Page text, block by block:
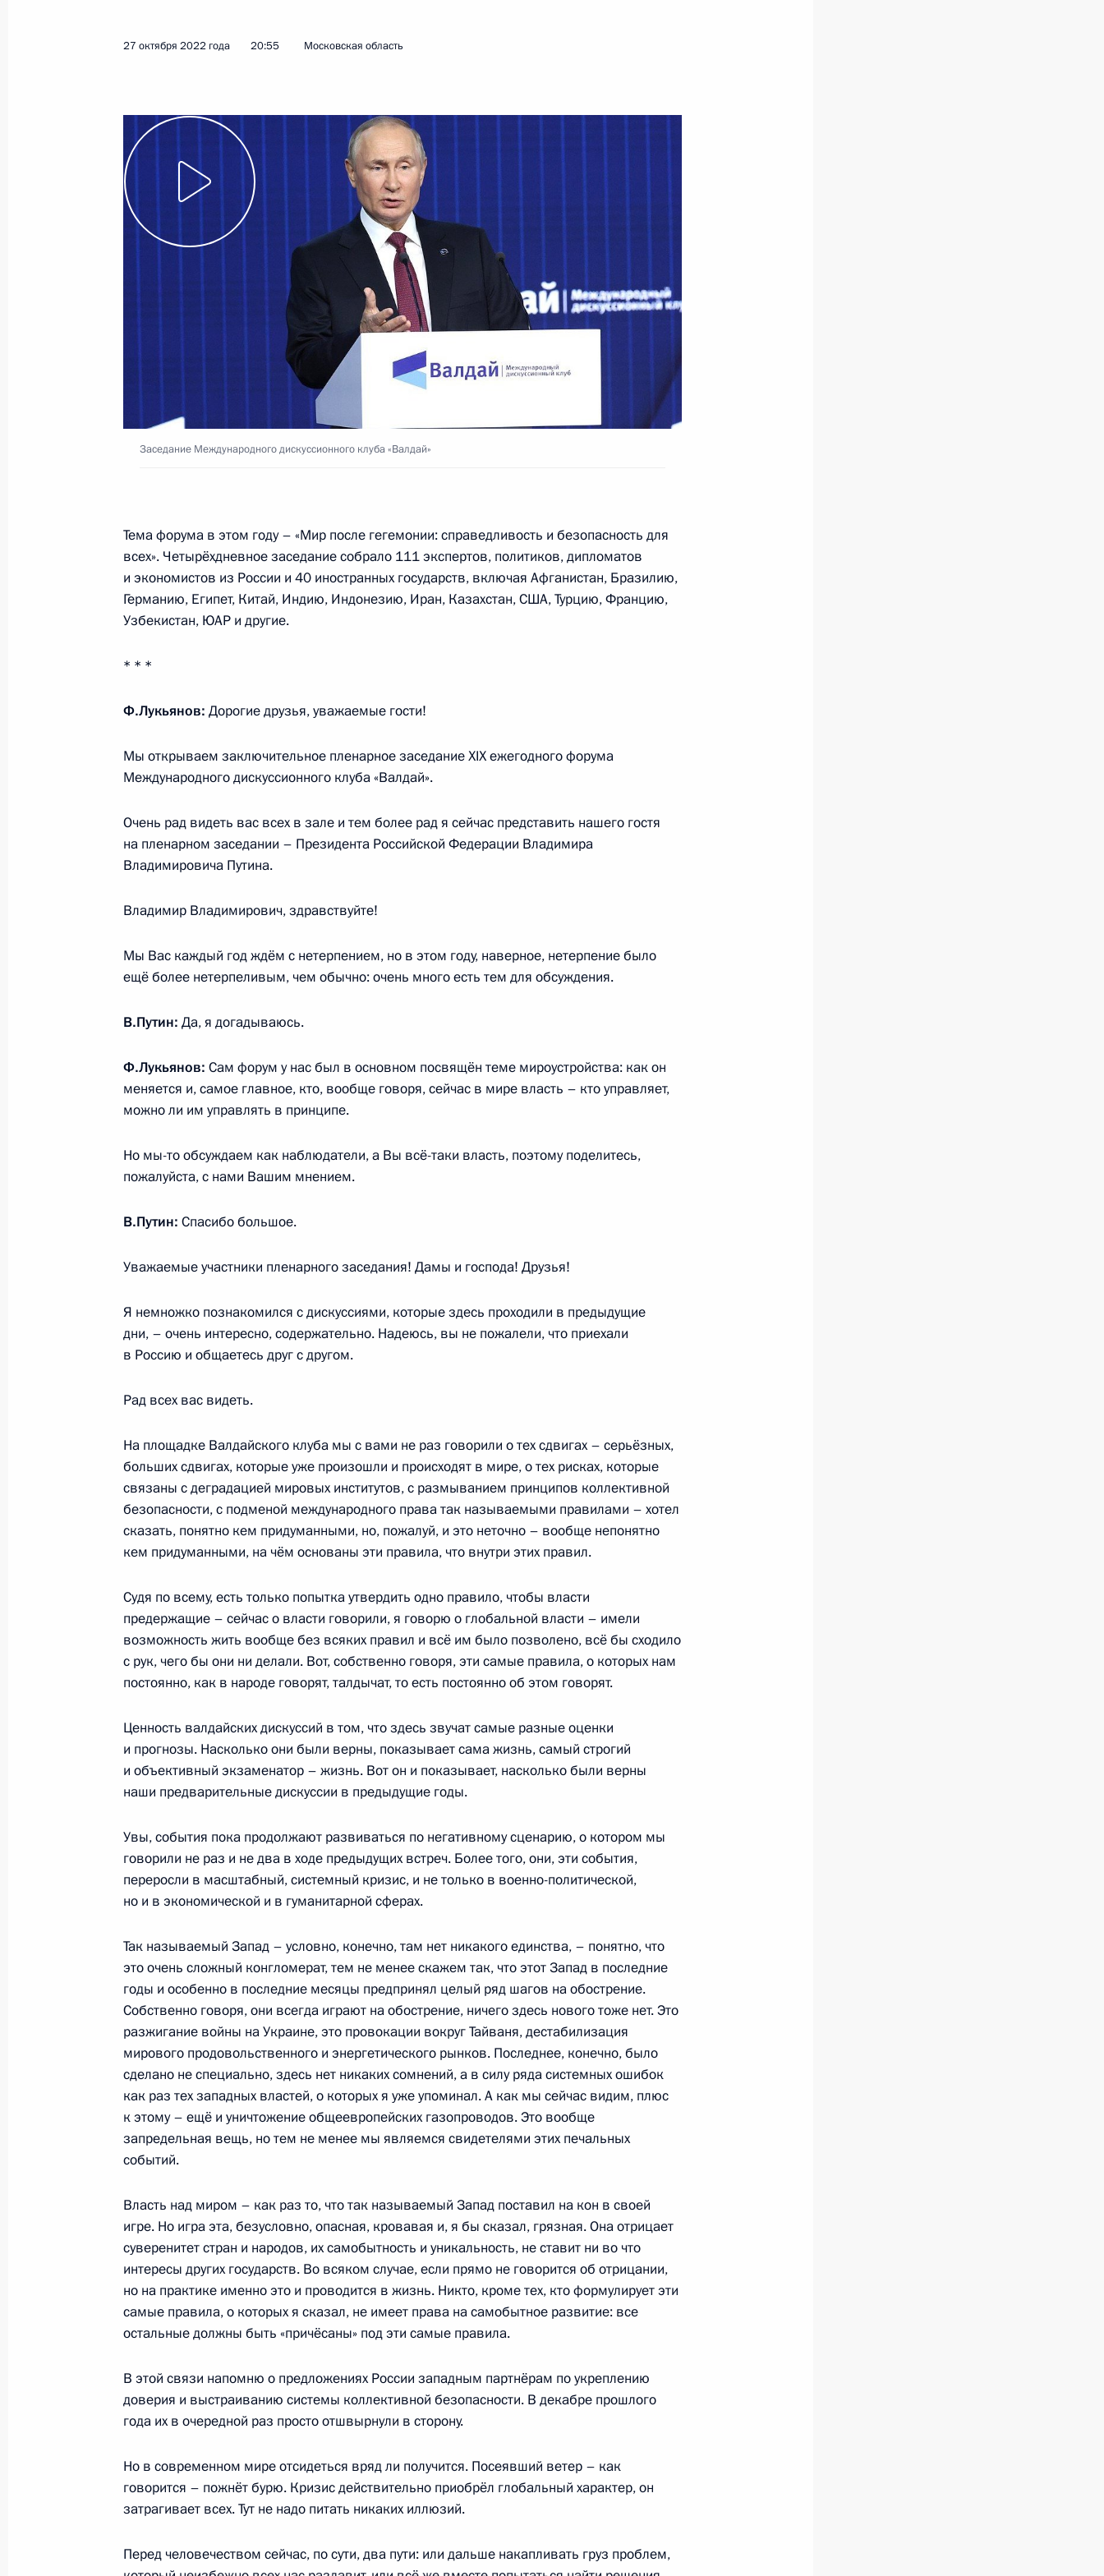
обеспечения
21 ноября 2022 года, 15:55
В перечень лиц, имеющих право на дополнительное
материальное обеспечение, включены граждане, награждённые
тремя орденами Мужества и (или) «За личное мужество»
Внесены изменения в отдельные законодательные акты,
касающиеся пенсионных накоплений
21 ноября 2022 года, 15:25
и воспитанием ребёнка
21 ноября 2022 года, 15:20
16 ноября 2022 года, 14:55
14 ноября 2022 года, 13:50
Мария Львова-Белова посетила ДНР, ЛНР, Запорожскую
и Херсонскую области
Перечень поручений по итогам совещания по вопросу поддержки
доходов семей с детьми
10 ноября 2022 года, 13:30
Совещание по вопросу поддержки доходов семей с детьми
8 ноября 2022 года, 19:05
необходимого социального набора продлено до 1 января
4 ноября 2022 года, 15:50
Установлена возможность получения статуса социального
предприятия индивидуальным предпринимателем, являющимся
Софинансирование поддержки некоммерческих организаций
на региональном уровне будет продолжено в 2023 году
Участникам Всероссийского слёта студенческих отрядов,
посвящённого окончанию 63-го трудового семестра
3 ноября 2022 года, 13:00
Рабочая встреча с губернатором Севастополя Михаилом
Развожаевым
2 ноября 2022 года, 18:45
Заседание Международного дискуссионного клуба «Валдай»
27 октября 2022 года, 20:55
Встреча с губернатором Магаданской области Сергеем Носовым
21 октября 2022 года, 13:20
Перечень поручений по итогам Восточного экономического
форума
19 октября 2022 года, 18:00
Перечень поручений по вопросам оказания поддержки
гражданам, призванным на военную службу по мобилизации,
и членам их семей
19 октября 2022 года, 14:55
Азаровым
18 октября 2022 года, 13:30
Встреча с руководителем Росреестра Олегом Скуфинским
17 октября 2022 года, 13:40
27 октября 2022 года 20:55 Московская область
Заседание Международного дискуссионного клуба «Валдай»
Тема форума в этом году – «Мир после гегемонии: справедливость и безопасность для
всех». Четырёхдневное заседание собрало 111 экспертов, политиков, дипломатов
и экономистов из России и 40 иностранных государств, включая Афганистан, Бразилию,
Германию, Египет, Китай, Индию, Индонезию, Иран, Казахстан, США, Турцию, Францию,
Узбекистан, ЮАР и другие.
* * *
Ф.Лукьянов: Дорогие друзья, уважаемые гости!
Мы открываем заключительное пленарное заседание XIX ежегодного форума
Международного дискуссионного клуба «Валдай».
Очень рад видеть вас всех в зале и тем более рад я сейчас представить нашего гостя
на пленарном заседании – Президента Российской Федерации Владимира
Владимировича Путина.
Владимир Владимирович, здравствуйте!
Мы Вас каждый год ждём с нетерпением, но в этом году, наверное, нетерпение было
ещё более нетерпеливым, чем обычно: очень много есть тем для обсуждения.
В.Путин: Да, я догадываюсь.
Ф.Лукьянов: Сам форум у нас был в основном посвящён теме мироустройства: как он
меняется и, самое главное, кто, вообще говоря, сейчас в мире власть – кто управляет,
можно ли им управлять в принципе.
Но мы-то обсуждаем как наблюдатели, а Вы всё-таки власть, поэтому поделитесь,
пожалуйста, с нами Вашим мнением.
В.Путин: Спасибо большое.
Уважаемые участники пленарного заседания! Дамы и господа! Друзья!
Я немножко познакомился с дискуссиями, которые здесь проходили в предыдущие
дни, – очень интересно, содержательно. Надеюсь, вы не пожалели, что приехали
в Россию и общаетесь друг с другом.
Рад всех вас видеть.
На площадке Валдайского клуба мы с вами не раз говорили о тех сдвигах – серьёзных,
больших сдвигах, которые уже произошли и происходят в мире, о тех рисках, которые
связаны с деградацией мировых институтов, с размыванием принципов коллективной
безопасности, с подменой международного права так называемыми правилами – хотел
сказать, понятно кем придуманными, но, пожалуй, и это неточно – вообще непонятно
кем придуманными, на чём основаны эти правила, что внутри этих правил.
Судя по всему, есть только попытка утвердить одно правило, чтобы власти
предержащие – сейчас о власти говорили, я говорю о глобальной власти – имели
возможность жить вообще без всяких правил и всё им было позволено, всё бы сходило
с рук, чего бы они ни делали. Вот, собственно говоря, эти самые правила, о которых нам
постоянно, как в народе говорят, талдычат, то есть постоянно об этом говорят.
Ценность валдайских дискуссий в том, что здесь звучат самые разные оценки
и прогнозы. Насколько они были верны, показывает сама жизнь, самый строгий
и объективный экзаменатор – жизнь. Вот он и показывает, насколько были верны
наши предварительные дискуссии в предыдущие годы.
Увы, события пока продолжают развиваться по негативному сценарию, о котором мы
говорили не раз и не два в ходе предыдущих встреч. Более того, они, эти события,
переросли в масштабный, системный кризис, и не только в военно-политической,
но и в экономической и в гуманитарной сферах.
Так называемый Запад – условно, конечно, там нет никакого единства, – понятно, что
это очень сложный конгломерат, тем не менее скажем так, что этот Запад в последние
годы и особенно в последние месяцы предпринял целый ряд шагов на обострение.
Собственно говоря, они всегда играют на обострение, ничего здесь нового тоже нет. Это
разжигание войны на Украине, это провокации вокруг Тайваня, дестабилизация
мирового продовольственного и энергетического рынков. Последнее, конечно, было
сделано не специально, здесь нет никаких сомнений, а в силу ряда системных ошибок
как раз тех западных властей, о которых я уже упоминал. А как мы сейчас видим, плюс
к этому – ещё и уничтожение общеевропейских газопроводов. Это вообще
запредельная вещь, но тем не менее мы являемся свидетелями этих печальных
событий.
Власть над миром – как раз то, что так называемый Запад поставил на кон в своей
игре. Но игра эта, безусловно, опасная, кровавая и, я бы сказал, грязная. Она отрицает
суверенитет стран и народов, их самобытность и уникальность, не ставит ни во что
интересы других государств. Во всяком случае, если прямо не говорится об отрицании,
но на практике именно это и проводится в жизнь. Никто, кроме тех, кто формулирует эти
самые правила, о которых я сказал, не имеет права на самобытное развитие: все
остальные должны быть «причёсаны» под эти самые правила.
В этой связи напомню о предложениях России западным партнёрам по укреплению
доверия и выстраиванию системы коллективной безопасности. В декабре прошлого
года их в очередной раз просто отшвырнули в сторону.
Но в современном мире отсидеться вряд ли получится. Посеявший ветер – как
говорится – пожнёт бурю. Кризис действительно приобрёл глобальный характер, он
затрагивает всех. Тут не надо питать никаких иллюзий.
Перед человечеством сейчас, по сути, два пути: или дальше накапливать груз проблем,